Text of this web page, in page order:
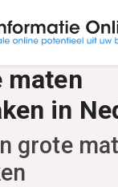
maten
in
grote